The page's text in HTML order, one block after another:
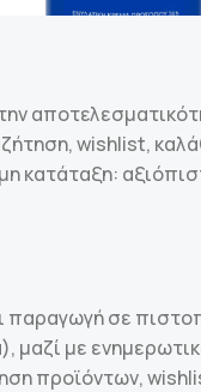
wishlist,
κατάταξη:
παραγωγή σε
μαζί με
προϊόντων,